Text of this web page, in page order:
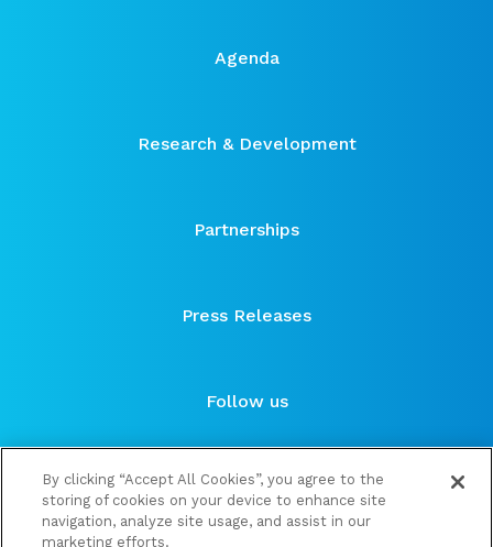
Agenda
Research & Development
Partnerships
Press Releases
Follow us
By clicking “Accept All Cookies”, you agree to the
storing of cookies on your device to enhance site
navigation, analyze site usage, and assist in our
marketing efforts.